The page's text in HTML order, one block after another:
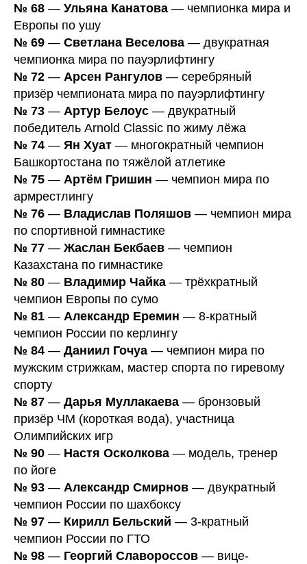
№ 68 — Ульяна Канатова — чемпионка мира и
Европы по ушу
№ 69 — Светлана Веселова — двукратная
чемпионка мира по пауэрлифтингу
№ 72 — Арсен Рангулов — серебряный
призёр чемпионата мира по пауэрлифтингу
№ 73 — Артур Белоус — двукратный
победитель Arnold Classic по жиму лёжа
№ 74 — Ян Хуат — многократный чемпион
Башкортостана по тяжёлой атлетике
№ 75 — Артём Гришин — чемпион мира по
армрестлингу
№ 76 — Владислав Поляшов — чемпион мира
по спортивной гимнастике
№ 77 — Жаслан Бекбаев — чемпион
Казахстана по гимнастике
№ 80 — Владимир Чайка — трёхкратный
чемпион Европы по сумо
№ 81 — Александр Еремин — 8-кратный
чемпион России по керлингу
№ 84 — Даниил Гочуа — чемпион мира по
мужским стрижкам, мастер спорта по гиревому
спорту
№ 87 — Дарья Муллакаева — бронзовый
призёр ЧМ (короткая вода), участница
Олимпийских игр
№ 90 — Настя Осколкова — модель, тренер
по йоге
№ 93 — Александр Смирнов — двукратный
чемпион России по шахбоксу
№ 97 — Кирилл Бельский — 3-кратный
чемпион России по ГТО
№ 98 — Георгий Славороссов — вице-